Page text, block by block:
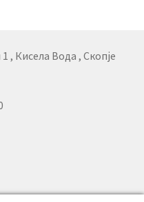
, Кисела Вода , Скопје